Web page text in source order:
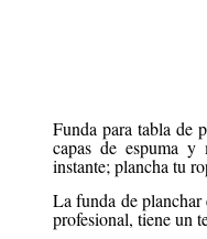
Funda para tabla de
capas de espuma
instante; plancha tu
La funda de planchar
profesional, tiene un